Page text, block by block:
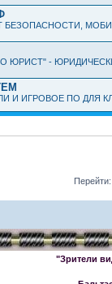
БЕЗОПАСНОСТИ,
ЮРИСТ" -
И ИГРОВОЕ ПО ДЛЯ
Перейти:
"Зрители